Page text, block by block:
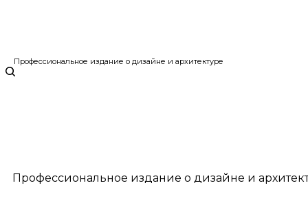
Профессиональное издание о дизайне и архитектуре
Профессиональное издание о дизайне и